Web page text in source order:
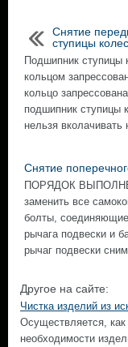
Снятие
ступицы
Подшипник ступицы
кольцом
кольцо
подшипник ступицы
нельзя
Снятие
ПОРЯДОК
заменить все
болты,
рычага подвески и
рычаг подвески
Другое на сайте:
Чистка изделий из
Осуществляется,
необходимости